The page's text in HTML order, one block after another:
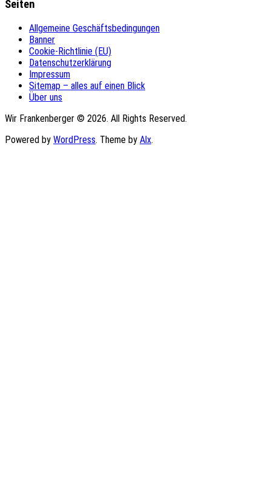
Seiten
Allgemeine Geschäftsbedingungen
Banner
Cookie-Richtlinie (EU)
Datenschutzerklärung
Impressum
Sitemap – alles auf einen Blick
Über uns
Wir Frankenberger © 2026. All Rights Reserved.
Powered by WordPress. Theme by Alx.